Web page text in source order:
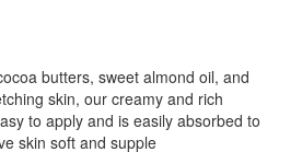
butters, sweet almond oil, and
skin, our creamy and rich
to apply and is easily absorbed to
skin soft and supple